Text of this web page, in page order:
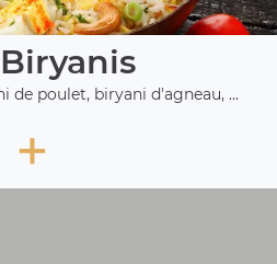
de poulet, biryani d'agneau, ...
+